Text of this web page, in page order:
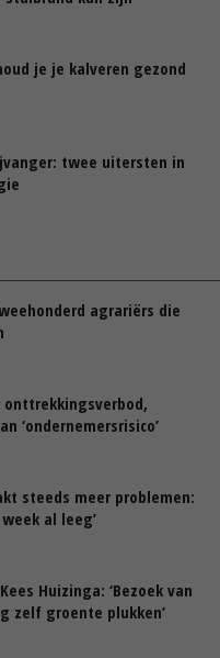
je je kalveren gezond
twee uitersten in
agrariërs die
onttrekkingsverbod,
‘ondernemersrisico’
steeds meer problemen:
al leeg’
Huizinga: ‘Bezoek van
zelf groente plukken’